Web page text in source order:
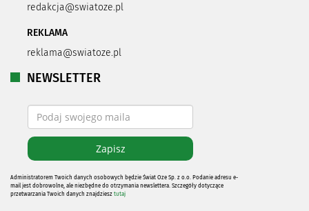
redakcja@swiatoze.pl
REKLAMA
reklama@swiatoze.pl
NEWSLETTER
Administratorem Twoich danych osobowych będzie Świat Oze Sp. z o.o. Podanie adresu e-
mail jest dobrowolne, ale niezbędne do otrzymania newslettera. Szczegóły dotyczące
przetwarzania Twoich danych znajdziesz tutaj